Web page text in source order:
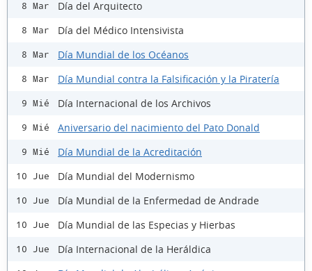
8 Mar Día del Arquitecto
8 Mar Día del Médico Intensivista
8 Mar Día Mundial de los Océanos
8 Mar Día Mundial contra la Falsificación y la Piratería
9 Mié Día Internacional de los Archivos
9 Mié Aniversario del nacimiento del Pato Donald
9 Mié Día Mundial de la Acreditación
10 Jue Día Mundial del Modernismo
10 Jue Día Mundial de la Enfermedad de Andrade
10 Jue Día Mundial de las Especias y Hierbas
10 Jue Día Internacional de la Heráldica